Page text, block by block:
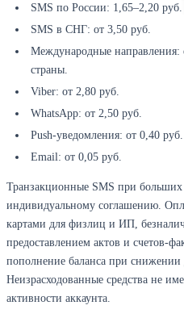
SMS по России: 1,65–2,20 руб.
SMS в СНГ: от 3,50 руб.
Международные направления:
страны.
Viber: от 2,80 руб.
WhatsApp: от 2,50 руб.
Push-уведомления: от 0,40 руб.
Email: от 0,05 руб.
Транзакционные SMS при
индивидуальному соглашению.
картами для физлиц и ИП,
предоставлением актов и счетов-
пополнение баланса при снижении
Неизрасходованные средства не
активности аккаунта.